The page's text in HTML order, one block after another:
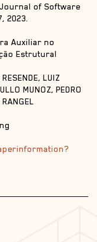
of Software
2023.
Auxiliar no
Estrutural
LUIZ
MUNOZ, PEDRO